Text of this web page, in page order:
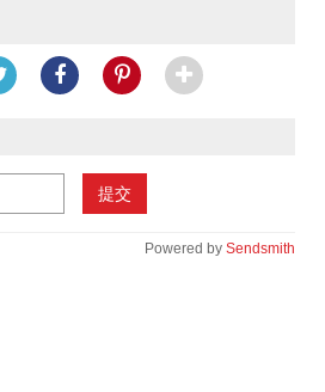
提交
Powered by Sendsmith